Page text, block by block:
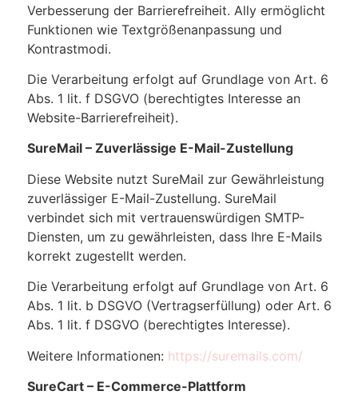
Verbesserung der Barrierefreiheit. Ally ermöglicht
Funktionen wie Textgrößenanpassung und
Kontrastmodi.
Die Verarbeitung erfolgt auf Grundlage von Art. 6
Abs. 1 lit. f DSGVO (berechtigtes Interesse an
Website-Barrierefreiheit).
SureMail – Zuverlässige E-Mail-Zustellung
Diese Website nutzt SureMail zur Gewährleistung
zuverlässiger E-Mail-Zustellung. SureMail
verbindet sich mit vertrauenswürdigen SMTP-
Diensten, um zu gewährleisten, dass Ihre E-Mails
korrekt zugestellt werden.
Die Verarbeitung erfolgt auf Grundlage von Art. 6
Abs. 1 lit. b DSGVO (Vertragserfüllung) oder Art. 6
Abs. 1 lit. f DSGVO (berechtigtes Interesse).
Weitere Informationen: https://suremails.com/
SureCart – E-Commerce-Plattform